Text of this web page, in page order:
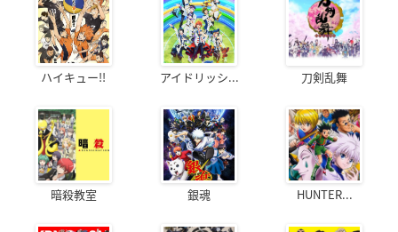
ハイキュー!! アイドリッシ... 刀剣乱舞
暗殺教室 銀魂 HUNTER...